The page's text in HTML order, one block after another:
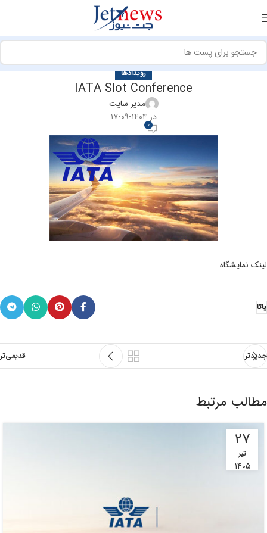
رویدادها
IATA Slot Conference
مدیر سایت
در ۱۴۰۴-۰۹-۱۷
0
لینک نمایشگاه
یاتا
جدیدتر قدیمی‌تر
مطالب مرتبط
27
تیر
1405